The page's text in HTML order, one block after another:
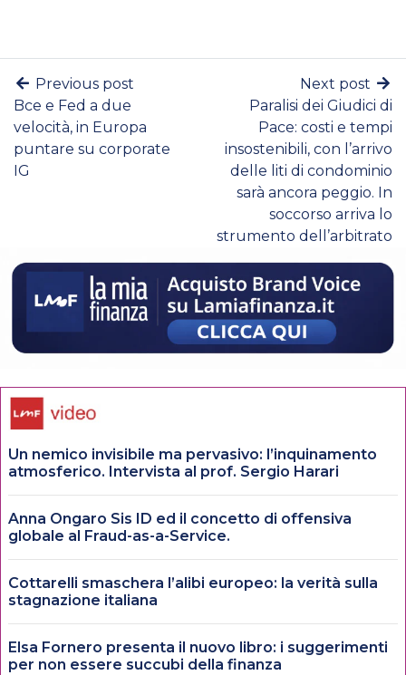
Previous post
Bce e Fed a due
velocità, in Europa
puntare su corporate
IG
Next post
Paralisi dei Giudici di
Pace: costi e tempi
insostenibili, con l’arrivo
delle liti di condominio
sarà ancora peggio. In
soccorso arriva lo
strumento dell’arbitrato
Un nemico invisibile ma pervasivo: l’inquinamento
atmosferico. Intervista al prof. Sergio Harari
Anna Ongaro Sis ID ed il concetto di offensiva
globale al Fraud-as-a-Service.
Cottarelli smaschera l’alibi europeo: la verità sulla
stagnazione italiana
Elsa Fornero presenta il nuovo libro: i suggerimenti
per non essere succubi della finanza